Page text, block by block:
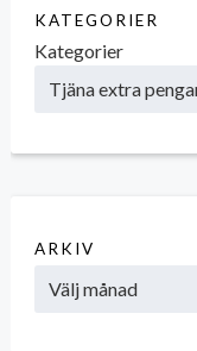
KATEGORIER
Kategorier
ARKIV